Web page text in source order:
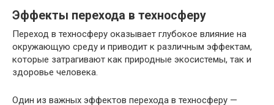
Эффекты перехода в техносферу
Переход в техносферу оказывает глубокое влияние на
окружающую среду и приводит к различным эффектам,
которые затрагивают как природные экосистемы, так и
здоровье человека.
Один из важных эффектов перехода в техносферу —